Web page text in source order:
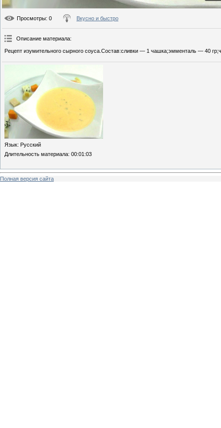
Просмотры: 0 Вкусно и быстро
Описание материала:
Рецепт изумительного сырного соуса.Состав:сливки — 1 чашка;эмменталь — 40
Язык: Русский
Длительность материала: 00:01:03
Полная версия сайта